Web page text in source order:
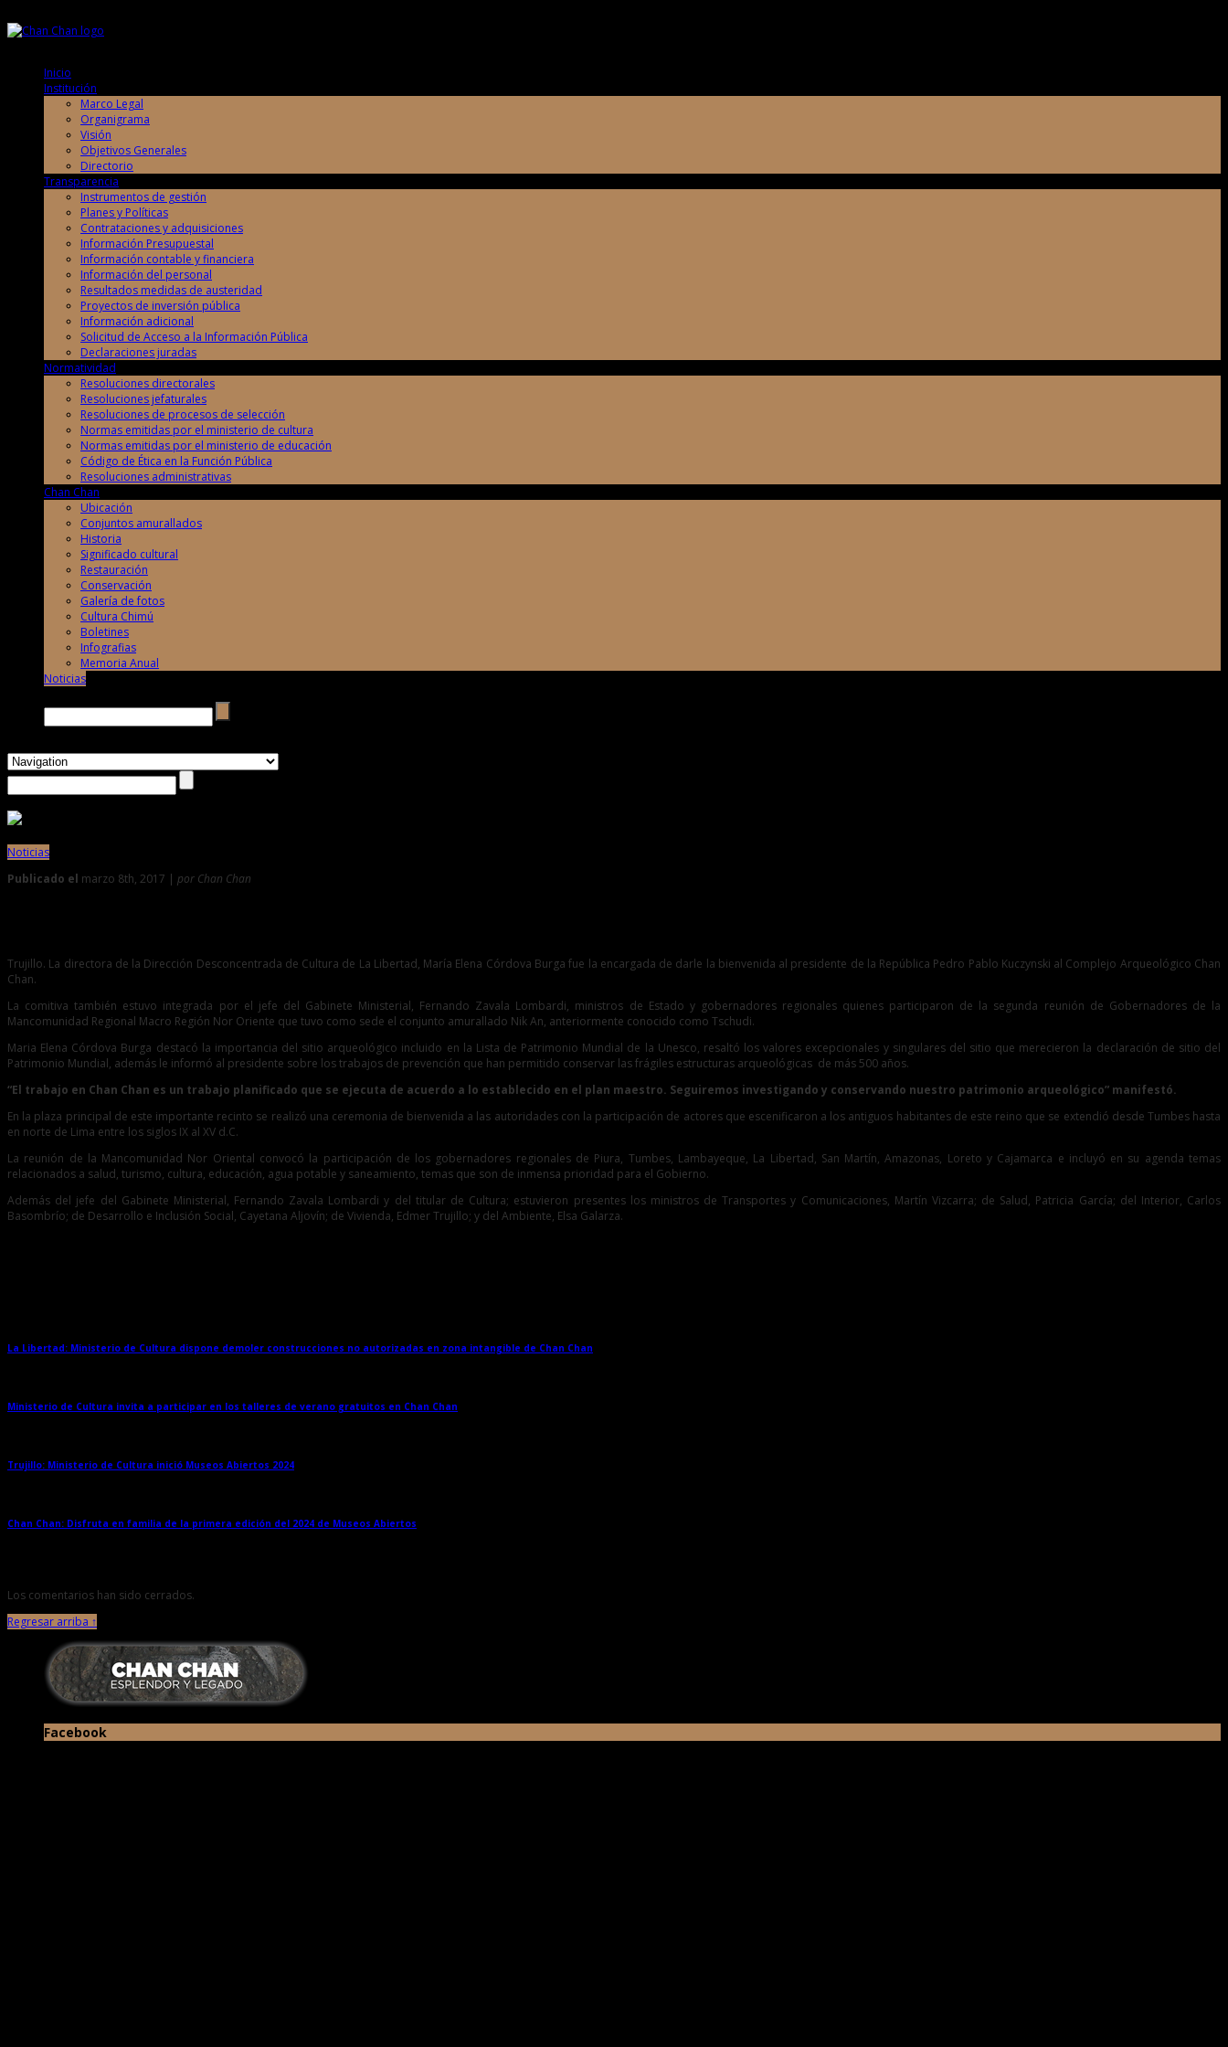
Inicio
Institución
Marco Legal
Organigrama
Visión
Objetivos Generales
Directorio
Transparencia
Instrumentos de gestión
Planes y Políticas
Contrataciones y adquisiciones
Información Presupuestal
Información contable y financiera
Información del personal
Resultados medidas de austeridad
Proyectos de inversión pública
Información adicional
Solicitud de Acceso a la Información Pública
Declaraciones juradas
Normatividad
Resoluciones directorales
Resoluciones jefaturales
Resoluciones de procesos de selección
Normas emitidas por el ministerio de cultura
Normas emitidas por el ministerio de educación
Código de Ética en la Función Pública
Resoluciones administrativas
Chan Chan
Ubicación
Conjuntos amurallados
Historia
Significado cultural
Restauración
Conservación
Galería de fotos
Cultura Chimú
Boletines
Infografias
Memoria Anual
Noticias
Noticias
Publicado el marzo 8th, 2017 | por Chan Chan
Trujillo. La directora de la Dirección Desconcentrada de Cultura de La Libertad, María Elena Córdova Burga fue la encargada de darle la bienvenida al presidente de la República Pedro Pablo Kuczynski al Complejo Arqueológico Chan
Chan.
La comitiva también estuvo integrada por el jefe del Gabinete Ministerial, Fernando Zavala Lombardi, ministros de Estado y gobernadores regionales quienes participaron de la segunda reunión de Gobernadores de la
Mancomunidad Regional Macro Región Nor Oriente que tuvo como sede el conjunto amurallado Nik An, anteriormente conocido como Tschudi.
Maria Elena Córdova Burga destacó la importancia del sitio arqueológico incluido en la Lista de Patrimonio Mundial de la Unesco, resaltó los valores excepcionales y singulares del sitio que merecieron la declaración de sitio del
Patrimonio Mundial, además le informó al presidente sobre los trabajos de prevención que han permitido conservar las frágiles estructuras arqueológicas de más 500 años.
“El trabajo en Chan Chan es un trabajo planificado que se ejecuta de acuerdo a lo establecido en el plan maestro. Seguiremos investigando y conservando nuestro patrimonio arqueológico” manifestó.
En la plaza principal de este importante recinto se realizó una ceremonia de bienvenida a las autoridades con la participación de actores que escenificaron a los antiguos habitantes de este reino que se extendió desde Tumbes hasta
en norte de Lima entre los siglos IX al XV d.C.
La reunión de la Mancomunidad Nor Oriental convocó la participación de los gobernadores regionales de Piura, Tumbes, Lambayeque, La Libertad, San Martín, Amazonas, Loreto y Cajamarca e incluyó en su agenda temas
relacionados a salud, turismo, cultura, educación, agua potable y saneamiento, temas que son de inmensa prioridad para el Gobierno.
Además del jefe del Gabinete Ministerial, Fernando Zavala Lombardi y del titular de Cultura; estuvieron presentes los ministros de Transportes y Comunicaciones, Martín Vizcarra; de Salud, Patricia García; del Interior, Carlos
Basombrío; de Desarrollo e Inclusión Social, Cayetana Aljovín; de Vivienda, Edmer Trujillo; y del Ambiente, Elsa Galarza.
La Libertad: Ministerio de Cultura dispone demoler construcciones no autorizadas en zona intangible de Chan Chan
Ministerio de Cultura invita a participar en los talleres de verano gratuitos en Chan Chan
Trujillo: Ministerio de Cultura inició Museos Abiertos 2024
Chan Chan: Disfruta en familia de la primera edición del 2024 de Museos Abiertos
Los comentarios han sido cerrados.
Regresar arriba ↑
Facebook